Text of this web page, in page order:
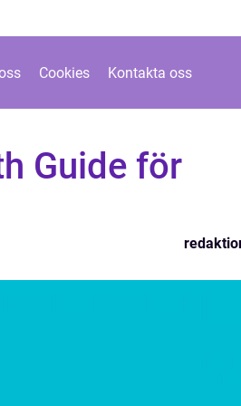
Cookies Kontakta oss
Guide för